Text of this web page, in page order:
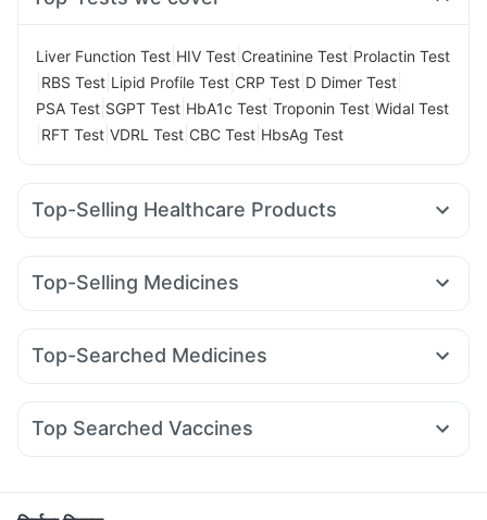
Liver Function Test HIV Test Creatinine Test Prolactin Test
RBS Test Lipid Profile Test CRP Test D Dimer Test
PSA Test SGPT Test HbA1c Test Troponin Test Widal Test
RFT Test VDRL Test CBC Test HbsAg Test
Top-Selling Healthcare Products
Dulcoflex 5mg Himalaya Confido Tablets Cremaffin Syrup
Abzorb Antifungal Soap Bold Care Extend Delay Spray
Shelcal 500mg
Prohance Nutrition Drink
Depura Vitamin D3
Top-Selling Medicines
Amoxyclav 625 Telma 40 Yurpeak 10mg Wegovy 0.5mg
Orofer XT Wegovy 0.25mg Cilacar 10
Top-Searched Medicines
Duphaston 10mg Ganaton 50mg Meftal Spas Primolut N
Fourderm Cream Ondem Syrup
Ecosprin 75mg
Top Searched Vaccines
Fluarix Tetra Vaccine Pneumovax 23 Vaccine
Havrix 720 Junior Vaccine